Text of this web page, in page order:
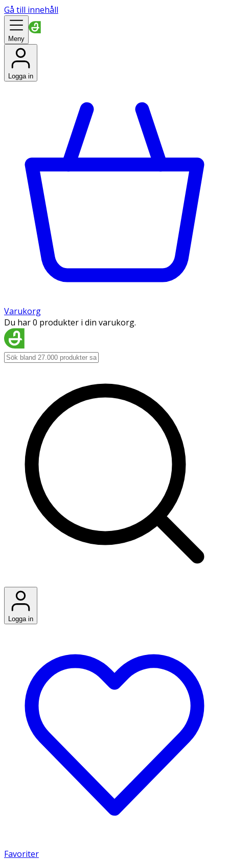
Gå till innehåll
Meny
Logga in
Varukorg
Du har 0 produkter i din varukorg.
Logga in
Favoriter